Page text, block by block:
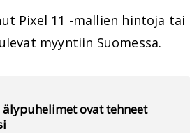
Pixel 11 -mallien hintoja tai
myyntiin Suomessa.
ovat tehneet